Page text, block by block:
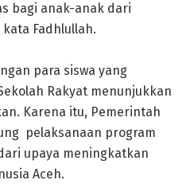
bagi anak-anak dari
kata Fadhlullah.
para siswa yang
Rakyat menunjukkan
Karena itu, Pemerintah
pelaksanaan program
upaya meningkatkan
Aceh.